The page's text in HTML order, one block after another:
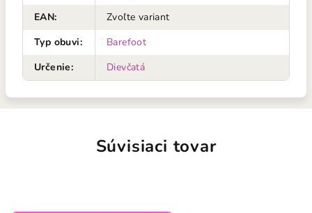
EAN:
Zvoľte variant
Typ obuvi:
Barefoot
Určenie: Dievčatá
Súvisiaci tovar